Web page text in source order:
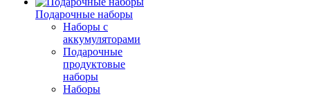
Подарочные наборы
Наборы с
аккумуляторами
Подарочные
продуктовые
наборы
Наборы